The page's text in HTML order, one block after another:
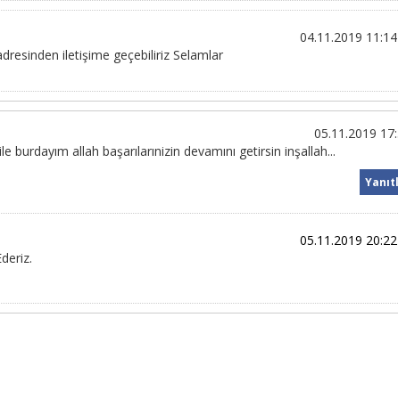
04.11.2019 11:14
iletişime geçebiliriz Selamlar
05.11.2019
allah başarılarınizin devamını getirsin inşallah...
05.11.2019 20:22